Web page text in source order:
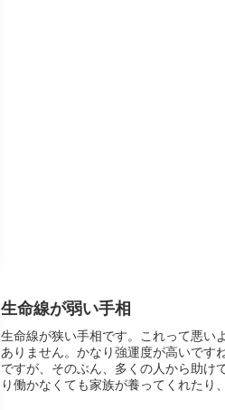
生命線が弱い手相
生命線が狭い手相です。これって悪い
ありません。かなり強運度が高いです
ですが、そのぶん、多くの人から助け
り働かなくても家族が養ってくれたり